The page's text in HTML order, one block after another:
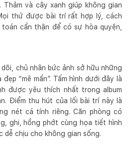
và cây xanh giúp không gian
thứ được bài trí rất hợp lý, cách
cẩn thận để có sự hòa quyện,
chủ nhân bức ảnh sở hữu những
“mê mẩn”. Tấm hình dưới đây là
được yêu thích nhất trong album
Điểm thu hút của lối bài trí này là
nét cá tính riêng. Căn phòng có
ghi, hồng phớt cùng họa tiết hình
dễ chịu cho không gian sống.